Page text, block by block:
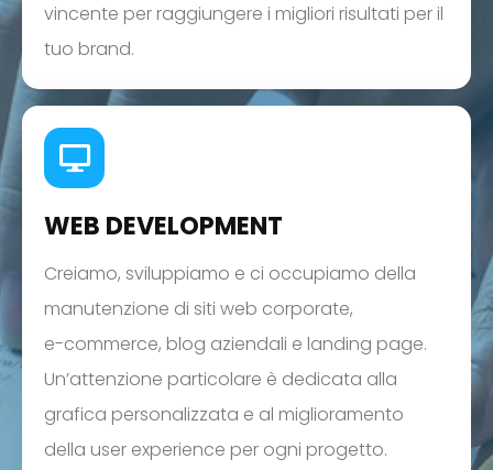
vincente per raggiungere i migliori risultati per il
tuo brand.
WEB DEVELOPMENT
Creiamo, sviluppiamo e ci occupiamo della
manutenzione di siti web corporate,
e-commerce, blog aziendali e landing page.
Un’attenzione particolare è dedicata alla
grafica personalizzata e al miglioramento
della user experience per ogni progetto.